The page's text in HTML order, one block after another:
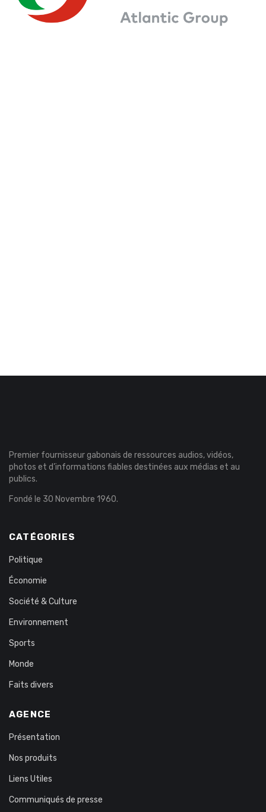
Premier fournisseur gabonais de ressources audios, vidéos,
photos et d’informations fiables destinées aux médias et au
publics.
Fondé le 30 Novembre 1960.
CATÉGORIES
Politique
Économie
Société & Culture
Environnement
Sports
Monde
Faits divers
AGENCE
Présentation
Nos produits
Liens Utiles
Communiqués de presse